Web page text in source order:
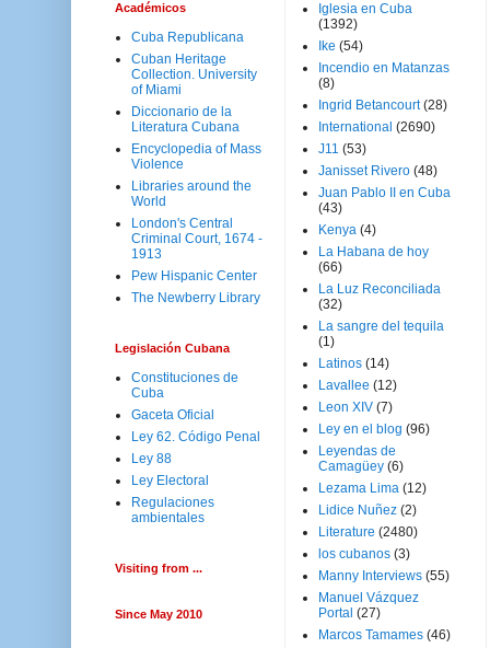
Académicos
Cuba Republicana
Cuban Heritage
Collection. University
of Miami
Diccionario de la
Literatura Cubana
Encyclopedia of Mass
Violence
Libraries around the
World
London's Central
Criminal Court, 1674 -
1913
Pew Hispanic Center
The Newberry Library
Legislación Cubana
Constituciones de
Cuba
Gaceta Oficial
Ley 62. Código Penal
Ley 88
Ley Electoral
Regulaciones
ambientales
Visiting from ...
Since May 2010
Iglesia en Cuba
(1392)
Ike (54)
Incendio en Matanzas
(8)
Ingrid Betancourt (28)
International (2690)
J11 (53)
Janisset Rivero (48)
Juan Pablo II en Cuba
(43)
Kenya (4)
La Habana de hoy
(66)
La Luz Reconciliada
(32)
La sangre del tequila
(1)
Latinos (14)
Lavallee (12)
Leon XIV (7)
Ley en el blog (96)
Leyendas de
Camagüey (6)
Lezama Lima (12)
Lidice Nuñez (2)
Literature (2480)
los cubanos (3)
Manny Interviews (55)
Manuel Vázquez
Portal (27)
Marcos Tamames (46)